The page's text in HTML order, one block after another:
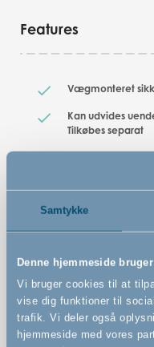
Samtykke
Denne hjemmeside
Vi bruger cookies til at
vise dig funktioner til
trafik. Vi deler også
hjemmeside med vores
Features
Vægmonteret
Kan udvides
Tilkøbes separat
Dette gitter kan
Smal
Solide og stærke
Let og elegant